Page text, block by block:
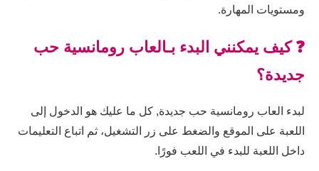
ومستويات المهارة.
❓ كيف يمكنني البدء بـالعاب رومانسية حب
جديدة؟
لبدء العاب رومانسية حب جديدة, كل ما عليك هو الدخول إلى
اللعبة على الموقع والضغط على زر التشغيل، ثم اتباع التعليمات
داخل اللعبة للبدء في اللعب فورًا.